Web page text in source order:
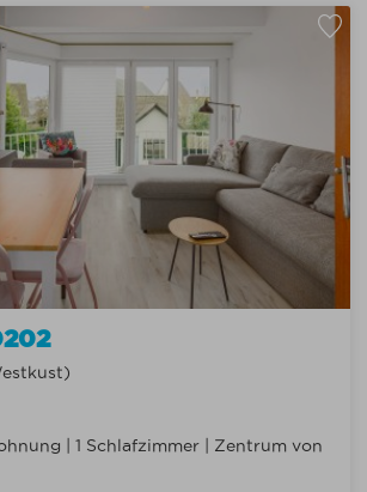
| 1 Schlafzimmer | Zentrum von